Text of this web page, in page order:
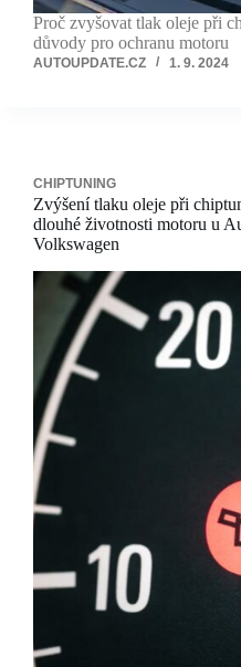
Proč zvyšovat tlak oleje při
důvody pro ochranu motoru
AUTOUPDATE.CZ 1. 9. 2024
CHIPTUNING
Zvýšení tlaku oleje při
dlouhé životnosti motoru u
Volkswagen